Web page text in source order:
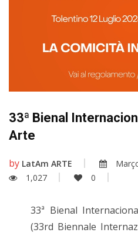
33ª Bienal
Arte
by LatAm ARTE
1,027
0
33ª Bienal
(33rd Biennale